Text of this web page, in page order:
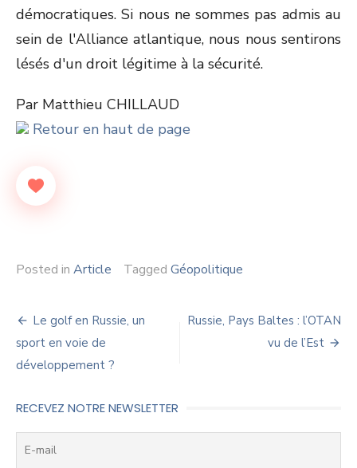
démocratiques. Si nous ne sommes pas admis au
sein de l'Alliance atlantique, nous nous sentirons
lésés d'un droit légitime à la sécurité.
Par Matthieu CHILLAUD
Retour en haut de page
Posted in Article Tagged Géopolitique
Navigation
de
l’article
Le golf en Russie, un
sport en voie de
développement ?
Russie, Pays Baltes : l’OTAN
vu de l’Est
RECEVEZ NOTRE NEWSLETTER